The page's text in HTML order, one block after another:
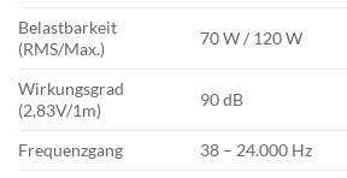
Belastbarkeit
(RMS/Max.)
70 W / 120 W
Wirkungsgrad
(2,83V/1m)
90 dB
Frequenzgang
38 – 24.000 Hz